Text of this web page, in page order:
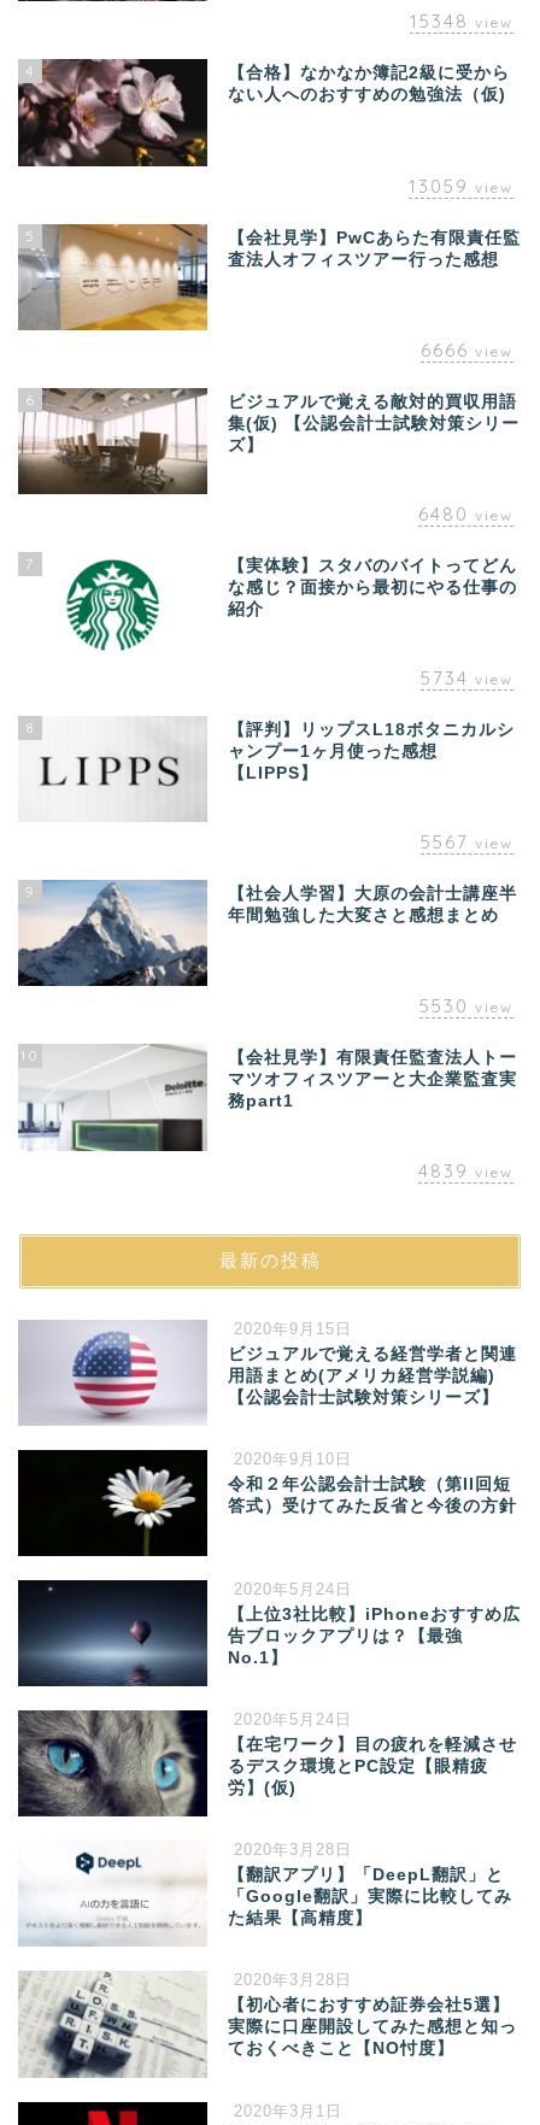
15348 view
4
【合格】なかなか簿記2級に受から
ない人へのおすすめの勉強法（仮)
13059 view
5
【会社見学】PwCあらた有限責任監
査法人オフィスツアー行った感想
6666 view
6
ビジュアルで覚える敵対的買収用語
集(仮) 【公認会計士試験対策シリー
ズ】
6480 view
7
【実体験】スタバのバイトってどん
な感じ？面接から最初にやる仕事の
紹介
5734 view
8
【評判】リップスL18ボタニカルシ
ャンプー1ヶ月使った感想
【LIPPS】
5567 view
9
【社会人学習】大原の会計士講座半
年間勉強した大変さと感想まとめ
5530 view
10
【会社見学】有限責任監査法人トー
マツオフィスツアーと大企業監査実
務part1
4839 view
最新の投稿
2020年9月15日
ビジュアルで覚える経営学者と関連
用語まとめ(アメリカ経営学説編)
【公認会計士試験対策シリーズ】
2020年9月10日
令和２年公認会計士試験（第II回短
答式）受けてみた反省と今後の方針
2020年5月24日
【上位3社比較】iPhoneおすすめ広
告ブロックアプリは？【最強
No.1】
2020年5月24日
【在宅ワーク】目の疲れを軽減させ
るデスク環境とPC設定【眼精疲
労】(仮)
2020年3月28日
【翻訳アプリ】「DeepL翻訳」と
「Google翻訳」実際に比較してみ
た結果【高精度】
2020年3月28日
【初心者におすすめ証券会社5選】
実際に口座開設してみた感想と知っ
ておくべきこと【NO忖度】
2020年3月1日